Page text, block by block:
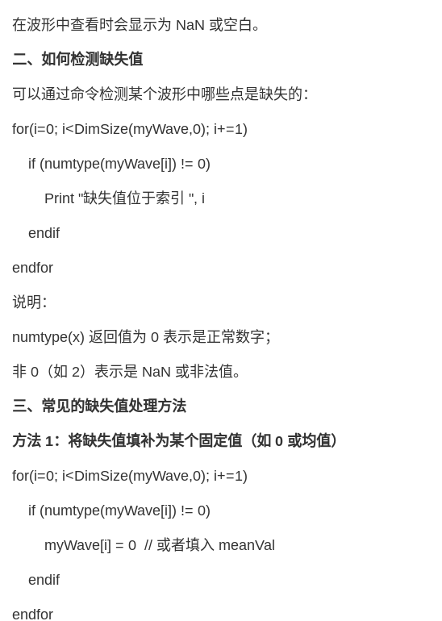
在波形中查看时会显示为 NaN 或空白。
二、如何检测缺失值
可以通过命令检测某个波形中哪些点是缺失的：
for(i=0; i<DimSize(myWave,0); i+=1)
if (numtype(myWave[i]) != 0)
Print "缺失值位于索引 ", i
endif
endfor
说明：
numtype(x) 返回值为 0 表示是正常数字；
非 0（如 2）表示是 NaN 或非法值。
三、常见的缺失值处理方法
方法 1：将缺失值填补为某个固定值（如 0 或均值）
for(i=0; i<DimSize(myWave,0); i+=1)
if (numtype(myWave[i]) != 0)
myWave[i] = 0 // 或者填入 meanVal
endif
endfor